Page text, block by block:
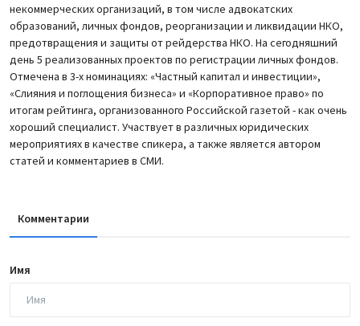
некоммерческих организаций, в том числе адвокатских
образований, личных фондов, реорганизации и ликвидации НКО,
предотвращения и защиты от рейдерства НКО. На сегодняшний
день 5 реализованных проектов по регистрации личных фондов.
Отмечена в 3-х номинациях: «Частный капитал и инвестиции»,
«Слияния и поглощения бизнеса» и «Корпоративное право» по
итогам рейтинга, организованного Российской газетой - как очень
хороший специалист. Участвует в различных юридических
мероприятиях в качестве спикера, а также является автором
статей и комментариев в СМИ.
Комментарии
Имя